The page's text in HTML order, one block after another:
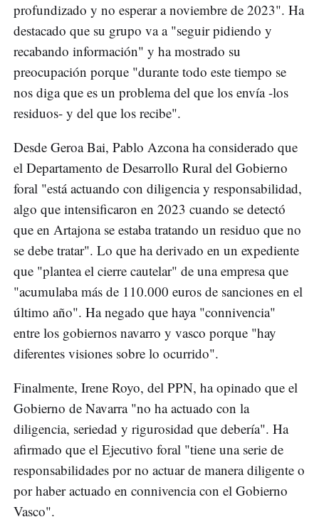
profundizado y no esperar a noviembre de 2023". Ha
destacado que su grupo va a "seguir pidiendo y
recabando información" y ha mostrado su
preocupación porque "durante todo este tiempo se
nos diga que es un problema del que los envía -los
residuos- y del que los recibe".
Desde Geroa Bai, Pablo Azcona ha considerado que
el Departamento de Desarrollo Rural del Gobierno
foral "está actuando con diligencia y responsabilidad,
algo que intensificaron en 2023 cuando se detectó
que en Artajona se estaba tratando un residuo que no
se debe tratar". Lo que ha derivado en un expediente
que "plantea el cierre cautelar" de una empresa que
"acumulaba más de 110.000 euros de sanciones en el
último año". Ha negado que haya "connivencia"
entre los gobiernos navarro y vasco porque "hay
diferentes visiones sobre lo ocurrido".
Finalmente, Irene Royo, del PPN, ha opinado que el
Gobierno de Navarra "no ha actuado con la
diligencia, seriedad y rigurosidad que debería". Ha
afirmado que el Ejecutivo foral "tiene una serie de
responsabilidades por no actuar de manera diligente o
por haber actuado en connivencia con el Gobierno
Vasco".